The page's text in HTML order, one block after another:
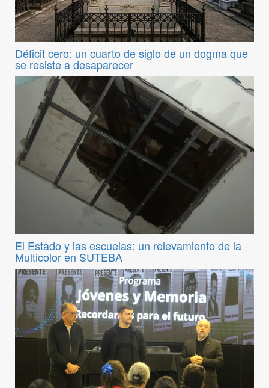
Déficit cero: un cuarto de siglo de un dogma que
se resiste a desaparecer
El Estado y las escuelas: un relevamiento de la
Multicolor en SUTEBA